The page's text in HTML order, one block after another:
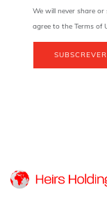
We will never share or
agree to the Terms of
SUBSCREVER